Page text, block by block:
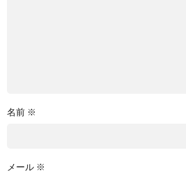
名前 ※
メール ※